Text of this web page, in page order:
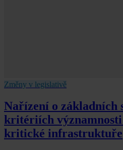
Změny v legislativě
Nařízení o základních
kritériích významnosti
kritické infrastruktuře